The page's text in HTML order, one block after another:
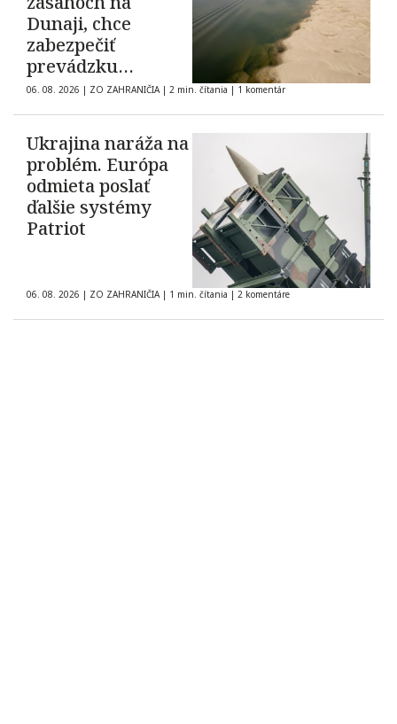
Dunaji, chce
zabezpečiť
prevádzku
elektrárne
Cernavodă
06. 08. 2026 | ZO ZAHRANIČIA | 2 min. čítania | 1 komentár
Ukrajina naráža na
problém. Európa
odmieta poslať
ďalšie systémy
Patriot
06. 08. 2026 | ZO ZAHRANIČIA | 1 min. čítania | 2 komentáre